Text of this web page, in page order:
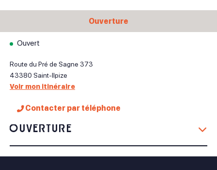
Ouverture
Ouvert
Route du Pré de Sagne 373
43380 Saint-Ilpize
Voir mon itinéraire
Contacter par téléphone
Ouverture
Du 01 Juillet au 31 Août